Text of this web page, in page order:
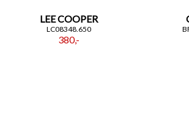
LEE COOPER
LC08348.650
380,-